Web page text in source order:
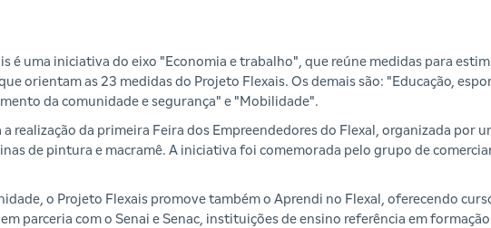
é uma iniciativa do eixo "Economia e trabalho", que reúne medidas para
orientam as 23 medidas do Projeto Flexais. Os demais são: "Educação,
da comunidade e segurança" e "Mobilidade".
realização da primeira Feira dos Empreendedores do Flexal, organizada por
de pintura e macramê. A iniciativa foi comemorada pelo grupo de
o Projeto Flexais promove também o Aprendi no Flexal, oferecendo
parceria com o Senai e Senac, instituições de ensino referência em